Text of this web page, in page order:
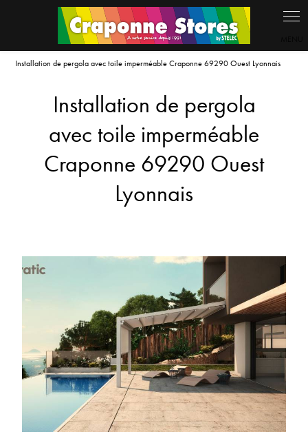
Installation de pergola avec toile imperméable Craponne 69290 Ouest Lyonnais
Installation de pergola
avec toile imperméable
Craponne 69290 Ouest
Lyonnais
Panneau de gestion des cookies